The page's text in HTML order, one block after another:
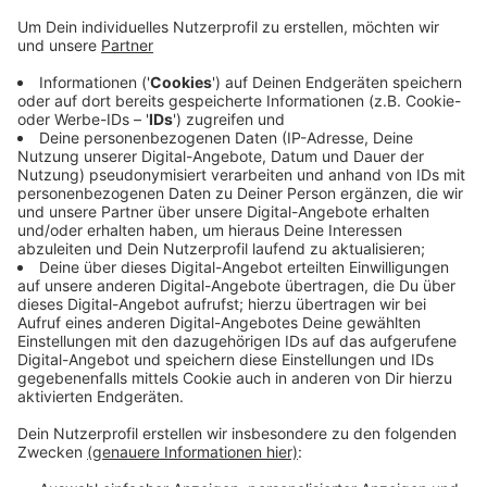
Anzeige
Hier muss eine Brücke abgerissen werden. Die
Sperrung hat heute Mittag begonnen und dauert bis
Montagfrüh. Die Brücke "Am Weilerhof" wird
abgerissen, weil sie für den geplanten Ausbau der
Autobahn zu klein ist. Das Teilstück der A57 zwischen
Krefeld-Oppum und Meerbusch soll bis zur
Jahreshälfte 2023 auf insgesamt sechs Spuren
erweitert werden. Der Verkehr wird großräumig
umgeleitet.
Anzeige